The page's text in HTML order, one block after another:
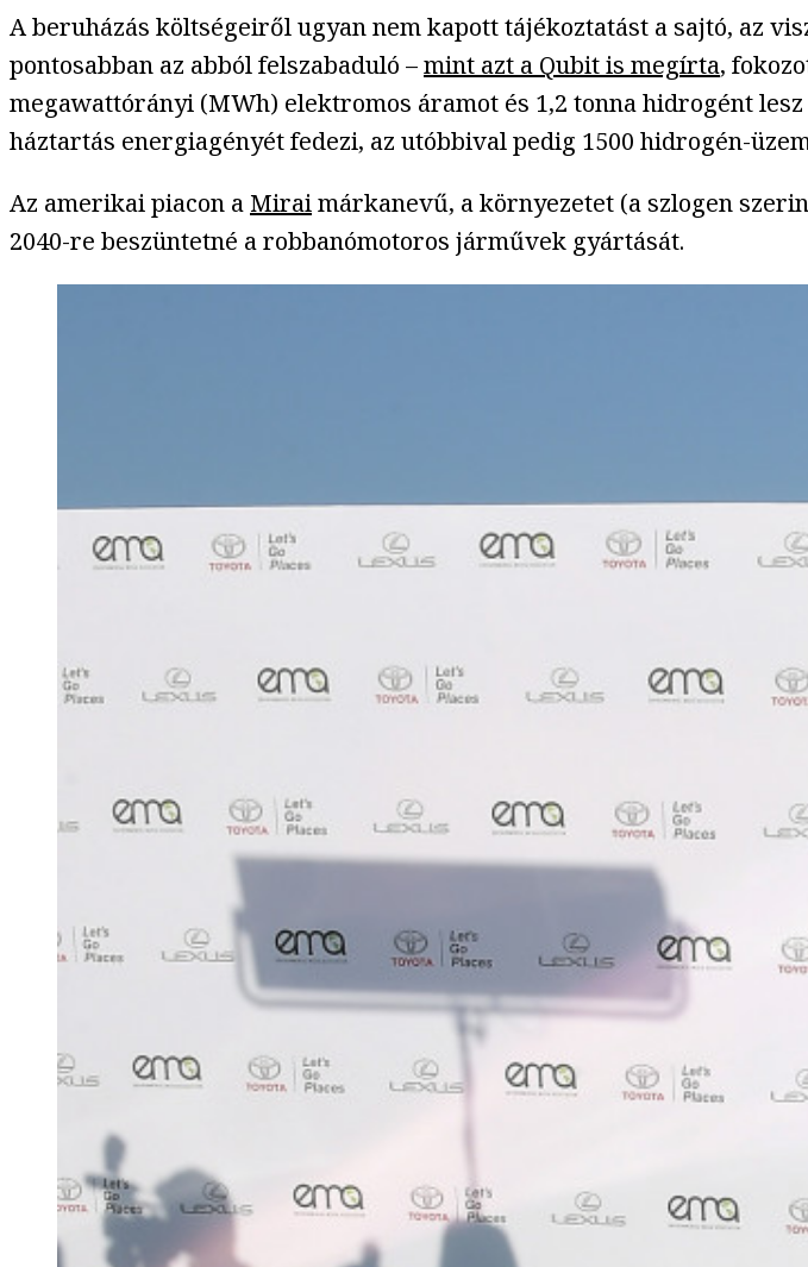
A beruházás költségeiről ugyan nem kapott tájékoztatást a sajtó, az
pontosabban az abból felszabaduló –mint azt a Qubit is megírta,
megawattórányi (MWh) elektromos áramot és 1,2 tonna hidrogént
háztartás energiagényét fedezi, az utóbbival pedig 1500 hidrogén-
Az amerikai piacon a Miraimárkanevű, a környezetet (a szlogen
2040-re beszüntetné a robbanómotoros járművek gyártását.